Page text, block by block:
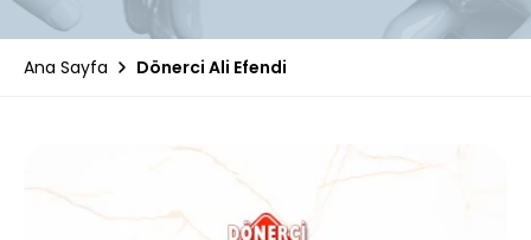
Ana Sayfa Dönerci Ali Efendi